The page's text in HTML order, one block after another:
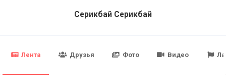
Серикбай Серикбай
Лента Друзья Фото Видео